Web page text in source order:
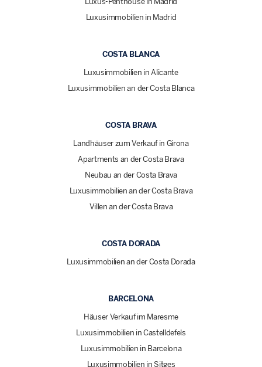
Luxusimmobilien in Madrid
COSTA BLANCA
Luxusimmobilien in Alicante
Luxusimmobilien an der Costa Blanca
COSTA BRAVA
Landhäuser zum Verkauf in Girona
Apartments an der Costa Brava
Neubau an der Costa Brava
Luxusimmobilien an der Costa Brava
Villen an der Costa Brava
COSTA DORADA
Luxusimmobilien an der Costa Dorada
BARCELONA
Häuser Verkauf im Maresme
Luxusimmobilien in Castelldefels
Luxusimmobilien in Barcelona
Luxusimmobilien in Sitges